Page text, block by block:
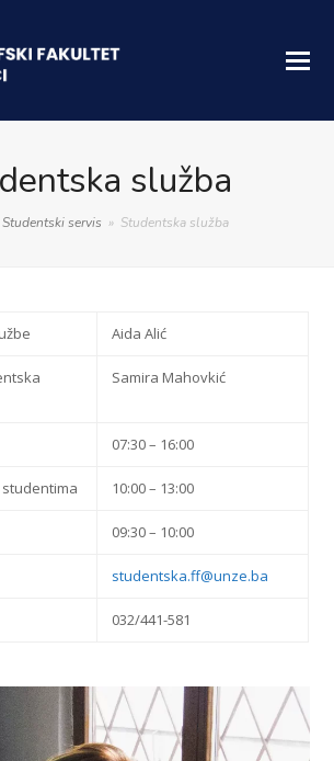
služba
Studentski servis » Studentska služba
Aida Alić
Samira Mahovkić
07:30 – 16:00
10:00 – 13:00
09:30 – 10:00
studentska.ff@unze.ba
032/441-581